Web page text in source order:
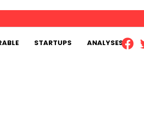
STARTUPS
ANALYSES